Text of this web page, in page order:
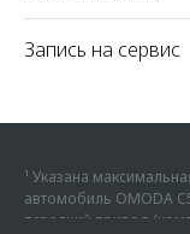
Запись на сервис
¹ Указана
автомобиль OMODA
передний привод